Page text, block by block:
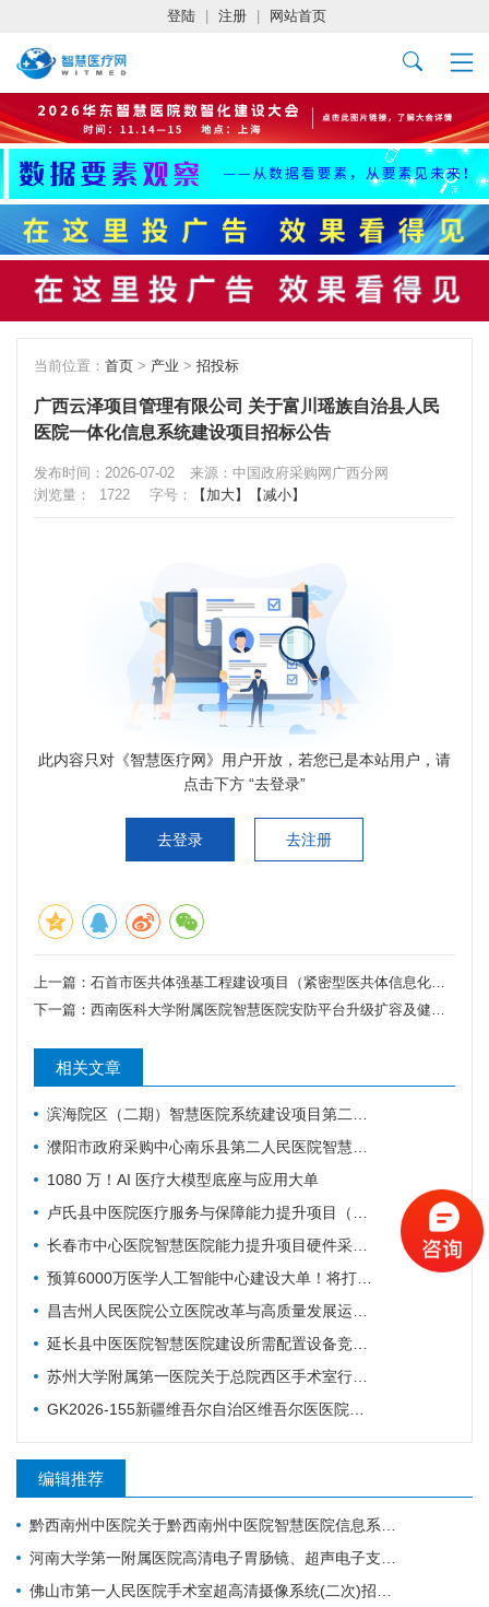
登陆 注册 网站首页
当前位置： 首页 > 产业 > 招投标
广西云泽项目管理有限公司 关于富川瑶族自治县人民
医院一体化信息系统建设项目招标公告
发布时间：2026-07-02
来源：中国政府采购网广西分网
浏览量：
1722 字号： 【加大】 【减小】
此内容只对《智慧医疗网》用户开放，若您已是本站用户，请
点击下方 “去登录”
去登录 去注册
上一篇： 石首市医共体强基工程建设项目（紧密型医共体信息化工程（一期））招标公告
下一篇： 西南医科大学附属医院智慧医院安防平台升级扩容及健康服务与智慧医疗能力提升服务采购更正公告（第一次）
相关文章
滨海院区（二期）智慧医院系统建设项目第二阶段重症、麻醉建设公开招标招标公告
濮阳市政府采购中心南乐县第二人民医院智慧医院及医疗设备采购项目（二次）公开招标公告
1080 万！AI 医疗大模型底座与应用大单
卢氏县中医院医疗服务与保障能力提升项目（智慧医院信息平台升级改造）第一批项目-流标公告
长春市中心医院智慧医院能力提升项目硬件采购项目招标公告
预算6000万医学人工智能中心建设大单！将打造六大核心体系
昌吉州人民医院公立医院改革与高质量发展运营管理-智慧医院-城南院区手术室智能行为管理系统项目公开招标公告
延长县中医医院智慧医院建设所需配置设备竞争性谈判公告
苏州大学附属第一医院关于总院西区手术室行为管理系统的招标公告
GK2026-155新疆维吾尔自治区维吾尔医医院智慧医院建设项目公开招标公告
编辑推荐
黔西南州中医院关于黔西南州中医院智慧医院信息系统标准化建设支撑硬件采购项目的公开招标公告
河南大学第一附属医院高清电子胃肠镜、超声电子支气管镜系统项目
佛山市第一人民医院手术室超高清摄像系统(二次)招标公告